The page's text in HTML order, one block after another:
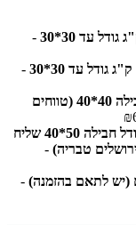
-
-
שליח אישי עד הבית עד 6 ק"ג עד גודל חבילה 40*40 (טווחים
משלוח משקל מעל 7 ק"ג עד 10 ק"ג עד גודל חבילה 50*40 שליח
טבריה) -
(יש לתאם בהזמנה) -